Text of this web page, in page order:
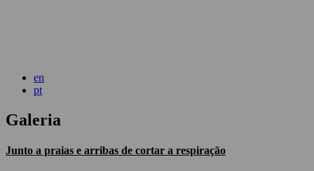
en
pt
Galeria
Junto a praias e arribas de cortar a respiração